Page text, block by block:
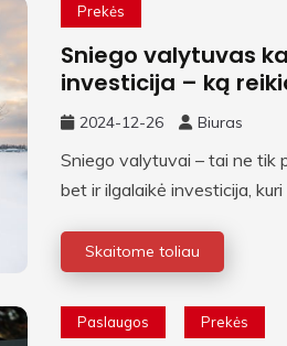
Prekės
Sniego valytuvas
investicija – ką
perkant
2024-12-26 Biuras
Sniego valytuvai – tai ne tik
bet ir ilgalaikė investicija, kuri
Skaitome toliau
Paslaugos Prekės